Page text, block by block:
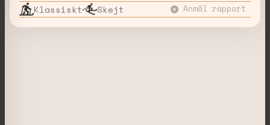
Klassiskt Skejt Anmäl rapport